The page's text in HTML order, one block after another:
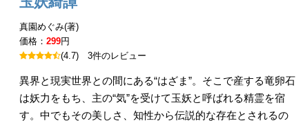
真園めぐみ(著)
価格：299円
(4.7)3件のレビュー
異界と現実世界との間にある“はざま”。そこで産する竜卵石
は妖力をもち、主の“気”を受けて玉妖と呼ばれる精霊を宿
す。中でもその美しさ、知性から伝説的な存在とされるの